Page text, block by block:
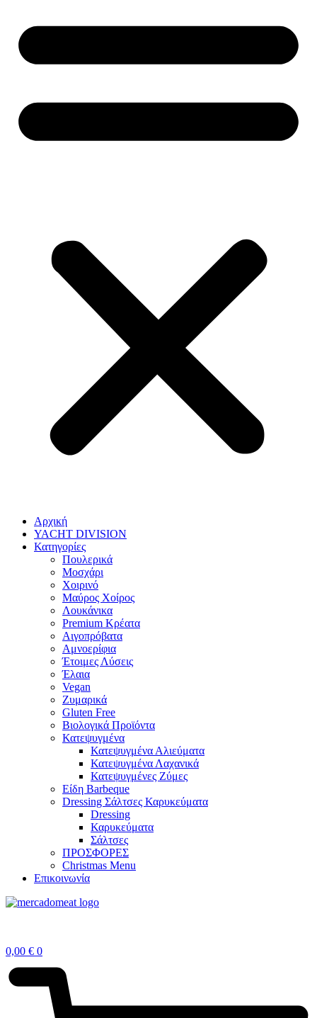
Αρχική
YACHT DIVISION
Κατηγορίες
Πουλερικά
Μοσχάρι
Χοιρινό
Μαύρος Χοίρος
Λουκάνικα
Premium Κρέατα
Αιγοπρόβατα
Αμνοερίφια
Έτοιμες Λύσεις
Έλαια
Vegan
Ζυμαρικά
Gluten Free
Βιολογικά Προϊόντα
Κατεψυγμένα
Κατεψυγμένα Αλιεύματα
Κατεψυγμένα Λαχανικά
Κατεψυγμένες Ζύμες
Είδη Barbeque
Dressing Σάλτσες Καρυκεύματα
Dressing
Καρυκεύματα
Σάλτσες
ΠΡΟΣΦΟΡΕΣ
Christmas Menu
Επικοινωνία
0,00 € 0